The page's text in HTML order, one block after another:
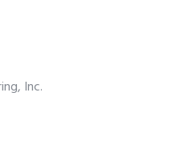
Inc.